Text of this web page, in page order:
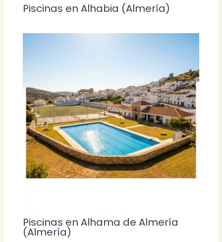
Piscinas en Alhabia (Almería)
Piscinas en Alhama de Almería
(Almería)